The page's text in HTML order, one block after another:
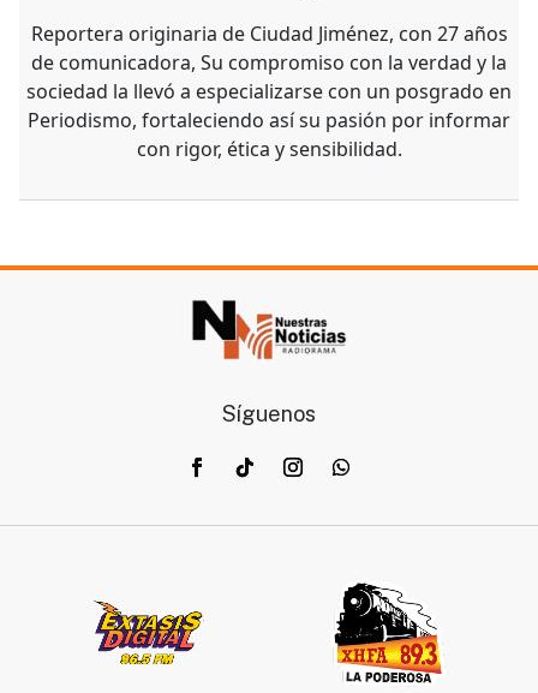
Reportera originaria de Ciudad Jiménez, con 27 años
de comunicadora, Su compromiso con la verdad y la
sociedad la llevó a especializarse con un posgrado en
Periodismo, fortaleciendo así su pasión por informar
con rigor, ética y sensibilidad.
Síguenos